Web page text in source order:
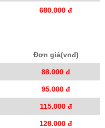
680.000 đ
Đơn giá(vnđ)
88.000 đ
95.000 đ
115.000 đ
128.000 đ